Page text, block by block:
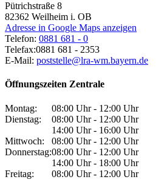
Pütrichstraße 8
82362 Weilheim i. OB
Adresse in Google Maps anzeigen
Telefon: 0881 681 - 0
Telefax:0881 681 - 2353
E-Mail: poststelle@lra-wm.bayern.de
Öffnungszeiten Zentrale
Montag:
08:00 Uhr - 12:00 Uhr
Dienstag:
08:00 Uhr - 12:00 Uhr
14:00 Uhr - 16:00 Uhr
Mittwoch:
08:00 Uhr - 12:00 Uhr
Donnerstag:08:00 Uhr - 12:00 Uhr
14:00 Uhr - 18:00 Uhr
Freitag:
08:00 Uhr - 12:00 Uhr